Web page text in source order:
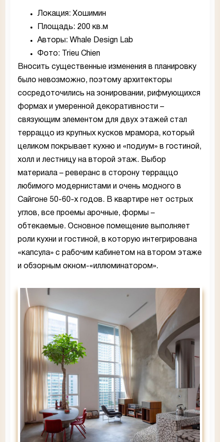
Локация: Хошимин
Площадь: 200 кв.м
Авторы: Whale Design Lab
Фото: Trieu Chien
Вносить существенные изменения в планировку
было невозможно, поэтому архитекторы
сосредоточились на зонировании, рифмующихся
формах и умеренной декоративности –
связующим элементом для двух этажей стал
терраццо из крупных кусков мрамора, который
целиком покрывает кухню и «подиум» в гостиной,
холл и лестницу на второй этаж. Выбор
материала – реверанс в сторону терраццо
любимого модернистами и очень модного в
Сайгоне 50-60-х годов. В квартире нет острых
углов, все проемы арочные, формы –
обтекаемые. Основное помещение выполняет
роли кухни и гостиной, в которую интегрирована
«капсула» с рабочим кабинетом на втором этаже
и обзорным окном-«иллюминатором».